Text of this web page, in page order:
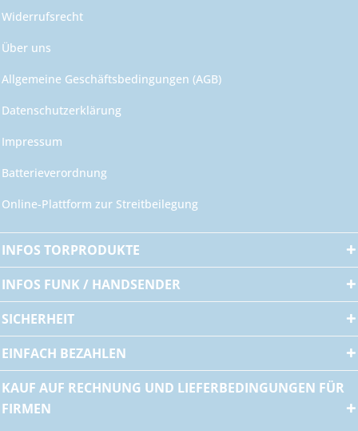
Widerrufsrecht
Über uns
Allgemeine Geschäftsbedingungen (AGB)
Datenschutzerklärung
Impressum
Batterieverordnung
Online-Plattform zur Streitbeilegung
INFOS TORPRODUKTE
INFOS FUNK / HANDSENDER
SICHERHEIT
EINFACH BEZAHLEN
KAUF AUF RECHNUNG UND LIEFERBEDINGUNGEN FÜR
FIRMEN